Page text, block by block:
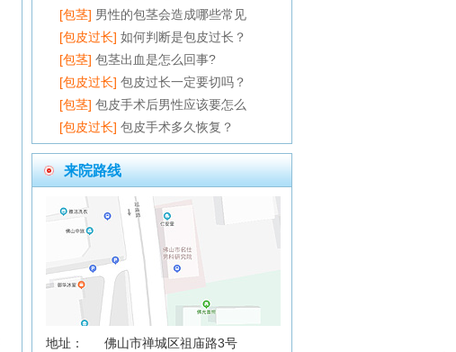
[包茎] 男性的包茎会造成哪些常见
[包皮过长] 如何判断是包皮过长？
[包茎] 包茎出血是怎么回事?
[包皮过长] 包皮过长一定要切吗？
[包茎] 包皮手术后男性应该要怎么
[包皮过长] 包皮手术多久恢复？
来院路线
地址：
佛山市禅城区祖庙路3号